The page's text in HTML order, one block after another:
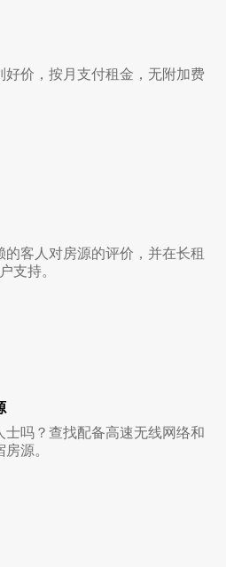
价，按月支付租金，无附加费
客人对房源的评价，并在长租
支持。
吗？查找配备高速无线网络和
源。